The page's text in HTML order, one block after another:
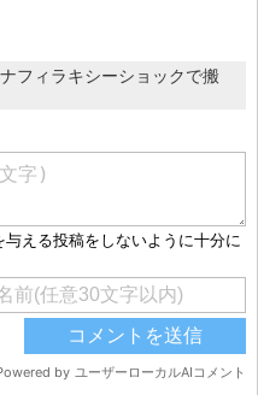
フィラキシーショックで搬